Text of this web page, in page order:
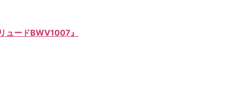
ュードBWV1007』